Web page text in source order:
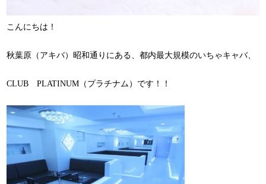
こんにちは！
秋葉原（アキバ）昭和通りにある、都内最大規模のいちゃキャバ、
CLUB PLATINUM（プラチナム）です！！